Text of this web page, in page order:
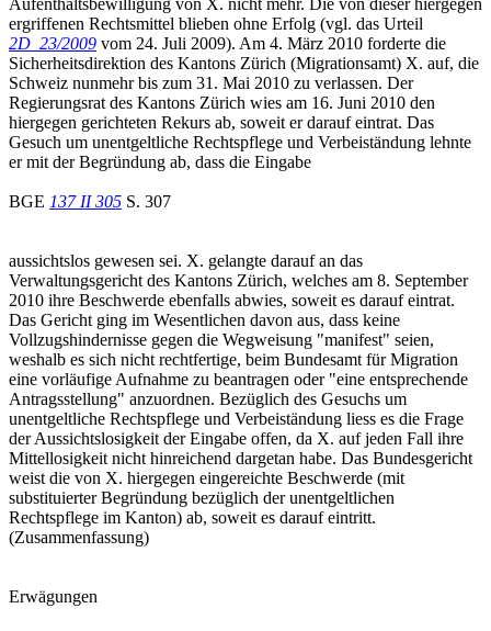
ergriffenen Rechtsmittel blieben ohne Erfolg (vgl. das Urteil
2D_23/2009 vom 24. Juli 2009). Am 4. März 2010 forderte die
Sicherheitsdirektion des Kantons Zürich (Migrationsamt) X. auf, die
Schweiz nunmehr bis zum 31. Mai 2010 zu verlassen. Der
Regierungsrat des Kantons Zürich wies am 16. Juni 2010 den
hiergegen gerichteten Rekurs ab, soweit er darauf eintrat. Das
Gesuch um unentgeltliche Rechtspflege und Verbeiständung lehnte
er mit der Begründung ab, dass die Eingabe
BGE 137 II 305 S. 307
aussichtslos gewesen sei. X. gelangte darauf an das
Verwaltungsgericht des Kantons Zürich, welches am 8. September
2010 ihre Beschwerde ebenfalls abwies, soweit es darauf eintrat.
Das Gericht ging im Wesentlichen davon aus, dass keine
Vollzugshindernisse gegen die Wegweisung "manifest" seien,
weshalb es sich nicht rechtfertige, beim Bundesamt für Migration
eine vorläufige Aufnahme zu beantragen oder "eine entsprechende
Antragsstellung" anzuordnen. Bezüglich des Gesuchs um
unentgeltliche Rechtspflege und Verbeiständung liess es die Frage
der Aussichtslosigkeit der Eingabe offen, da X. auf jeden Fall ihre
Mittellosigkeit nicht hinreichend dargetan habe. Das Bundesgericht
weist die von X. hiergegen eingereichte Beschwerde (mit
substituierter Begründung bezüglich der unentgeltlichen
Rechtspflege im Kanton) ab, soweit es darauf eintritt.
(Zusammenfassung)
Erwägungen